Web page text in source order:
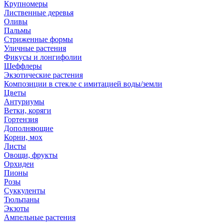
Крупномеры
Лиственные деревья
Оливы
Пальмы
Стриженные формы
Уличные растения
Фикусы и лонгифолии
Шеффлеры
Экзотические растения
Композиции в стекле с имитацией воды/земли
Цветы
Антуриумы
Ветки, коряги
Гортензия
Дополняющие
Корни, мох
Листы
Овощи, фрукты
Орхидеи
Пионы
Розы
Суккуленты
Тюльпаны
Экзоты
Ампельные растения